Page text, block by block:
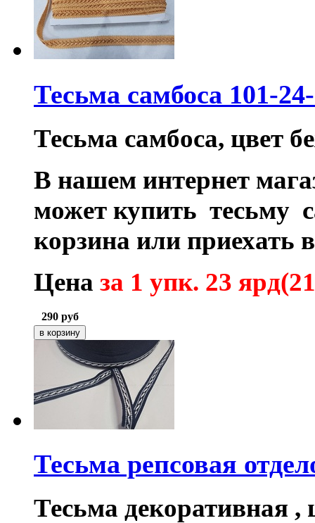
Тесьма самбоса 101-
Тесьма самбоса, цвет
В нашем интернет
может купить тесьму
корзина или
Цена за 1 упк. 23 ярд
290 руб
Тесьма репсовая
Тесьма декоративная